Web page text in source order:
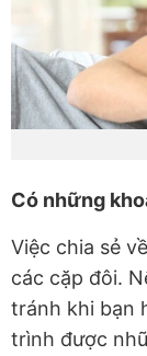
Có những
Việc chia sẻ
các cặp đôi.
tránh khi bạn
trình được